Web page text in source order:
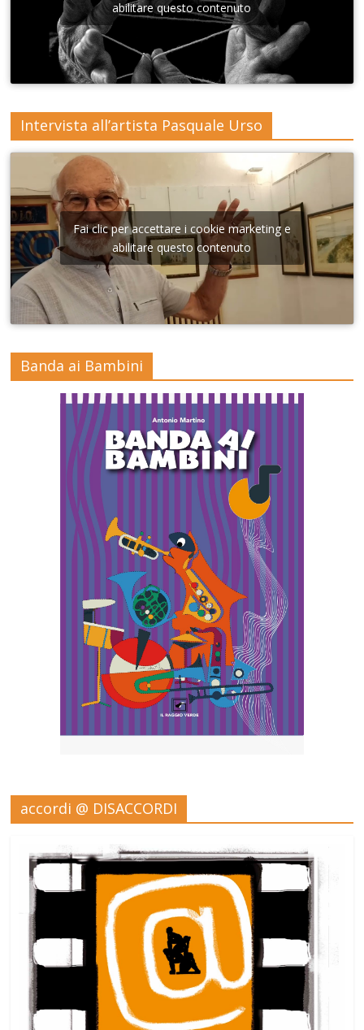
Lecce
abilitare questo contenuto
Intervista all’artista Pasquale Urso
Fai clic per accettare i cookie marketing e
abilitare questo contenuto
Banda ai Bambini
accordi @ DISACCORDI